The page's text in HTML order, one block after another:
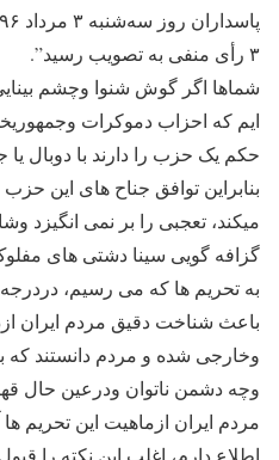
۳ رأی منفی به تصویب رسید”.
شماها اگر گوش شنوا وچشم
ایم که احزاب دموکرات
حکم یک حزب را دارند با دوبال یا
بنابراین توافق جناح های این
میکند، تعجبی را بر نمی انگیزد
گزافه گویی سینا دشتی های
به تحریم ها که می رسیم،
باعث شناخت دقیق مردم ایران
وخارجی شده و مردم دانستند که
وچه دشمن ناتوان ودرعین حال
مردم ایران ازماهیت این تحریم
اطلاع دارم، اغلب این نکته را